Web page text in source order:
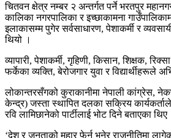
चितवन क्षेत्र नम्बर २ अन्तर्गत पर्ने भरतपुर
कालिका नगरपालिका र इच्छाकामना
इलाकासम्म पुगेर सर्वसाधारण, पेशाकर्मी र
थियो ।
व्यापारी, पेशाकर्मी, गृहिणी, किसान, शिक्षक,
फर्केका व्यक्ति, बेरोजगार युवा र विद्यार्थीहरूले
लोकान्तरसँगको कुराकानीमा नेपाली कांग्रेस,
केन्द्र) जस्ता स्थापित दलका सक्रिय
रवि लामिछानेको पार्टीलाई भोट दिने बताएका थिए
‘देश र जनताको मुहार फेर्न भनेर राजनीतिमा